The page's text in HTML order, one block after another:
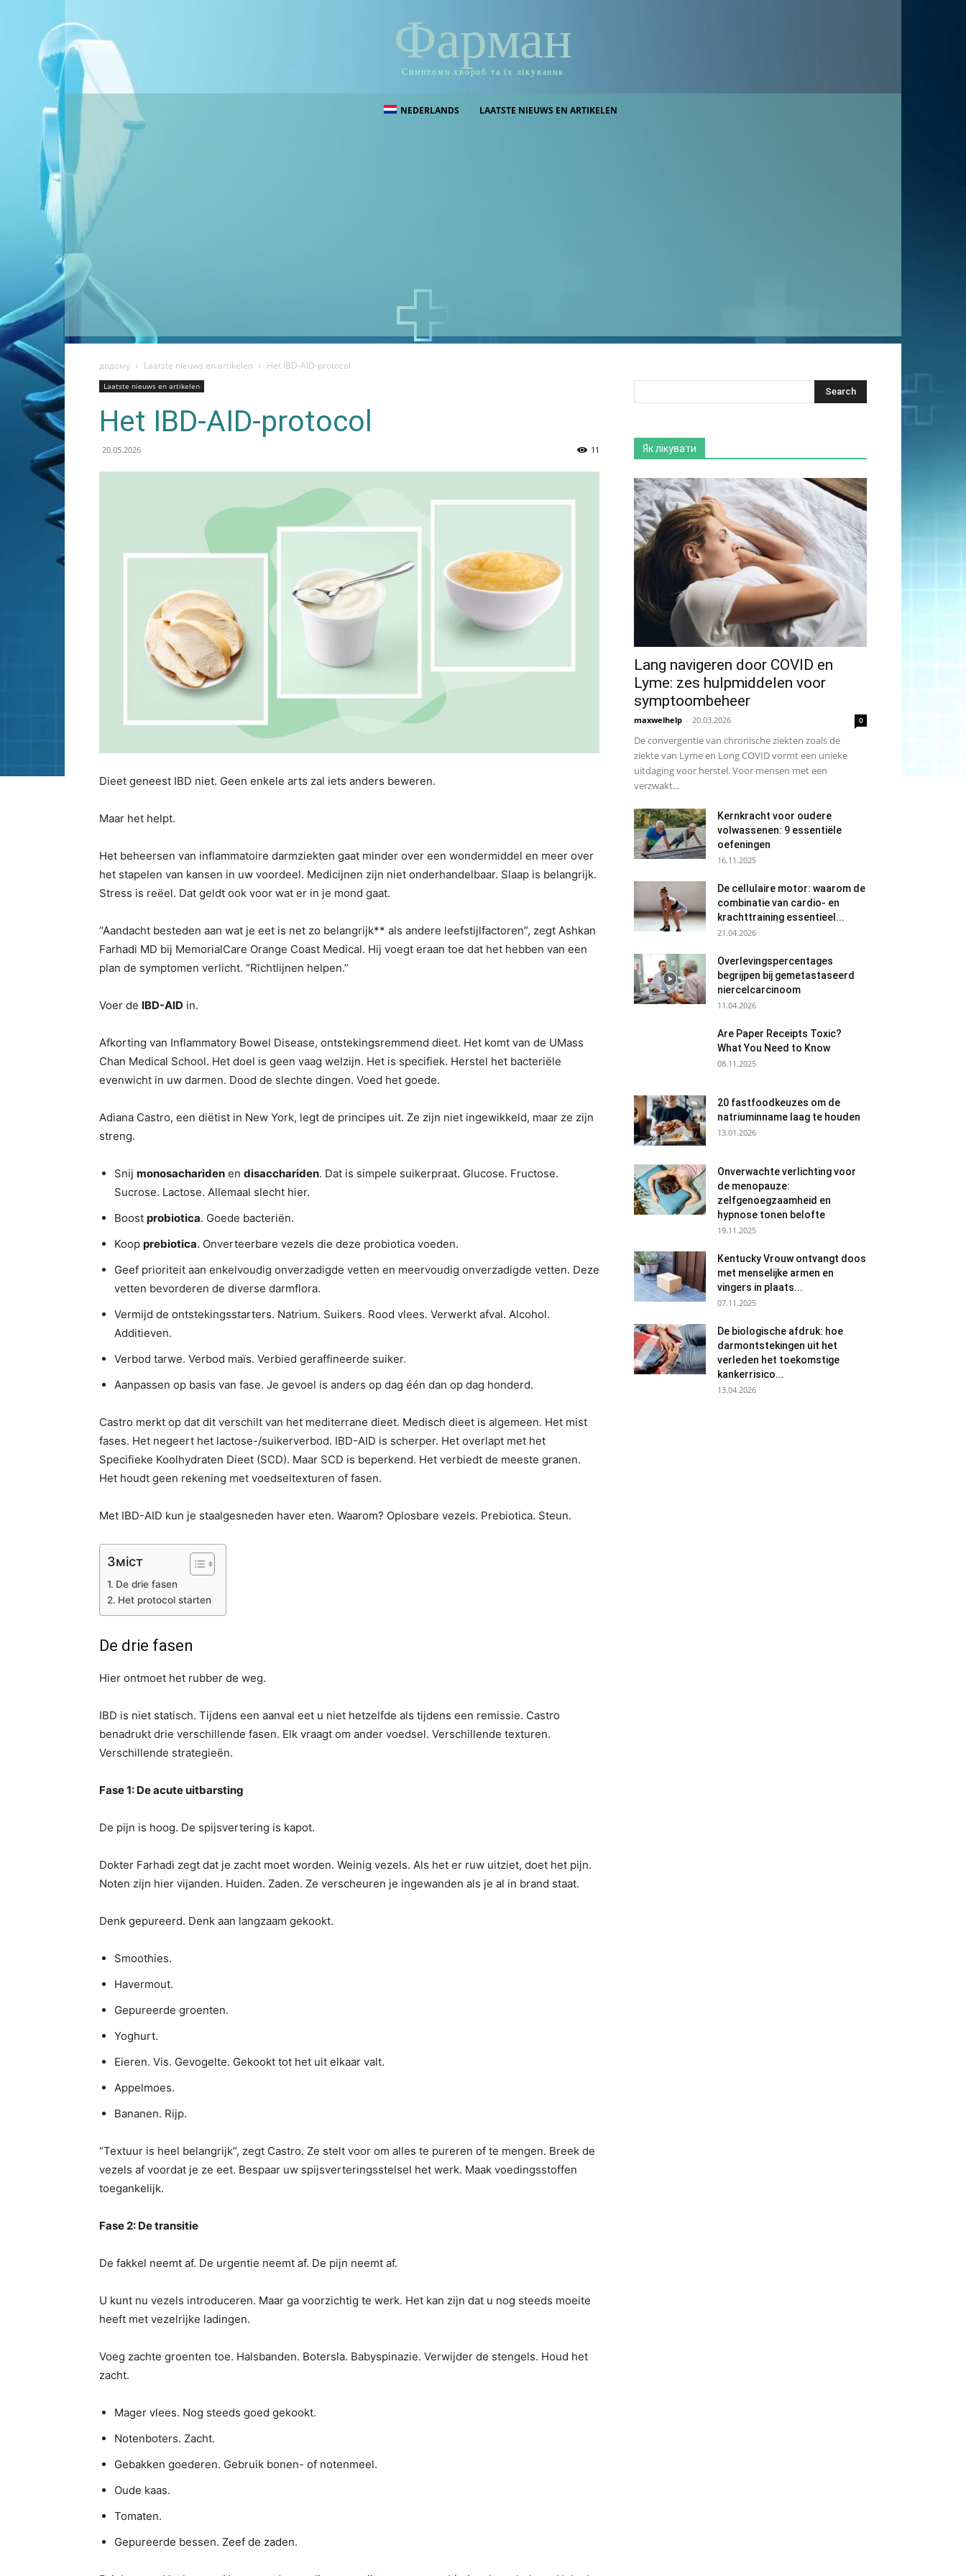
Фарман
Симптоми хвороб та їх лікування
NEDERLANDS LAATSTE NIEUWS EN ARTIKELEN
додому Laatste nieuws en artikelen Het IBD-AID-protocol
Laatste nieuws en artikelen
Het IBD-AID-protocol
20.05.2026 11
Dieet geneest IBD niet. Geen enkele arts zal iets anders beweren.
Maar het helpt.
Het beheersen van inflammatoire darmziekten gaat minder over een wondermiddel en meer over
het stapelen van kansen in uw voordeel. Medicijnen zijn niet onderhandelbaar. Slaap is belangrijk.
Stress is reëel. Dat geldt ook voor wat er in je mond gaat.
“Aandacht besteden aan wat je eet is net zo belangrijk** als andere leefstijlfactoren”, zegt Ashkan
Farhadi MD bij MemorialCare Orange Coast Medical. Hij voegt eraan toe dat het hebben van een
plan de symptomen verlicht. “Richtlijnen helpen.”
Voer de IBD-AID in.
Afkorting van Inflammatory Bowel Disease, ontstekingsremmend dieet. Het komt van de UMass
Chan Medical School. Het doel is geen vaag welzijn. Het is specifiek. Herstel het bacteriële
evenwicht in uw darmen. Dood de slechte dingen. Voed het goede.
Adiana Castro, een diëtist in New York, legt de principes uit. Ze zijn niet ingewikkeld, maar ze zijn
streng.
Snij monosachariden en disacchariden. Dat is simpele suikerpraat. Glucose. Fructose.
Sucrose. Lactose. Allemaal slecht hier.
Boost probiotica. Goede bacteriën.
Koop prebiotica. Onverteerbare vezels die deze probiotica voeden.
Geef prioriteit aan enkelvoudig onverzadigde vetten en meervoudig onverzadigde vetten. Deze
vetten bevorderen de diverse darmflora.
Vermijd de ontstekingsstarters. Natrium. Suikers. Rood vlees. Verwerkt afval. Alcohol.
Additieven.
Verbod tarwe. Verbod maïs. Verbied geraffineerde suiker.
Aanpassen op basis van fase. Je gevoel is anders op dag één dan op dag honderd.
Castro merkt op dat dit verschilt van het mediterrane dieet. Medisch dieet is algemeen. Het mist
fases. Het negeert het lactose-/suikerverbod. IBD-AID is scherper. Het overlapt met het
Specifieke Koolhydraten Dieet (SCD). Maar SCD is beperkend. Het verbiedt de meeste granen.
Het houdt geen rekening met voedseltexturen of fasen.
Met IBD-AID kun je staalgesneden haver eten. Waarom? Oplosbare vezels. Prebiotica. Steun.
Зміст
De drie fasen
Het protocol starten
De drie fasen
Hier ontmoet het rubber de weg.
IBD is niet statisch. Tijdens een aanval eet u niet hetzelfde als tijdens een remissie. Castro
benadrukt drie verschillende fasen. Elk vraagt ​​om ander voedsel. Verschillende texturen.
Verschillende strategieën.
Fase 1: De acute uitbarsting
De pijn is hoog. De spijsvertering is kapot.
Dokter Farhadi zegt dat je zacht moet worden. Weinig vezels. Als het er ruw uitziet, doet het pijn.
Noten zijn hier vijanden. Huiden. Zaden. Ze verscheuren je ingewanden als je al in brand staat.
Denk gepureerd. Denk aan langzaam gekookt.
Smoothies.
Havermout.
Gepureerde groenten.
Yoghurt.
Eieren. Vis. Gevogelte. Gekookt tot het uit elkaar valt.
Appelmoes.
Bananen. Rijp.
“Textuur is heel belangrijk”, zegt Castro. Ze stelt voor om alles te pureren of te mengen. Breek de
vezels af voordat je ze eet. Bespaar uw spijsverteringsstelsel het werk. Maak voedingsstoffen
toegankelijk.
Fase 2: De transitie
De fakkel neemt af. De urgentie neemt af. De pijn neemt af.
U kunt nu vezels introduceren. Maar ga voorzichtig te werk. Het kan zijn dat u nog steeds moeite
heeft met vezelrijke ladingen.
Voeg zachte groenten toe. Halsbanden. Botersla. Babyspinazie. Verwijder de stengels. Houd het
zacht.
Mager vlees. Nog steeds goed gekookt.
Notenboters. Zacht.
Gebakken goederen. Gebruik bonen- of notenmeel.
Oude kaas.
Tomaten.
Gepureerde bessen. Zeef de zaden.
Як лікувати
Lang navigeren door COVID en
Lyme: zes hulpmiddelen voor
symptoombeheer
maxwelhelp - 20.03.2026 0
De convergentie van chronische ziekten zoals de
ziekte van Lyme en Long COVID vormt een unieke
uitdaging voor herstel. Voor mensen met een
verzwakt...
Kernkracht voor oudere
volwassenen: 9 essentiële
oefeningen
16.11.2025
De cellulaire motor: waarom de
combinatie van cardio- en
krachttraining essentieel...
21.04.2026
Overlevingspercentages
begrijpen bij gemetastaseerd
niercelcarcinoom
11.04.2026
Are Paper Receipts Toxic?
What You Need to Know
08.11.2025
20 fastfoodkeuzes om de
natriuminname laag te houden
13.01.2026
Onverwachte verlichting voor
de menopauze:
zelfgenoegzaamheid en
hypnose tonen belofte
19.11.2025
Kentucky Vrouw ontvangt doos
met menselijke armen en
vingers in plaats...
07.11.2025
De biologische afdruk: hoe
darmontstekingen uit het
verleden het toekomstige
kankerrisico...
13.04.2026